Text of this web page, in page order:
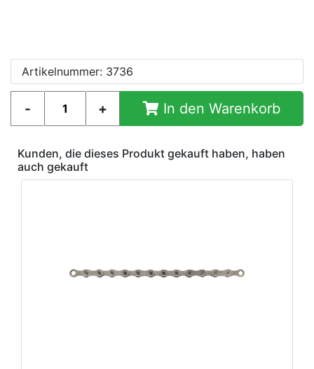
Artikelnummer: 3736
In den Warenkorb
Kunden, die dieses Produkt gekauft haben, haben
auch gekauft